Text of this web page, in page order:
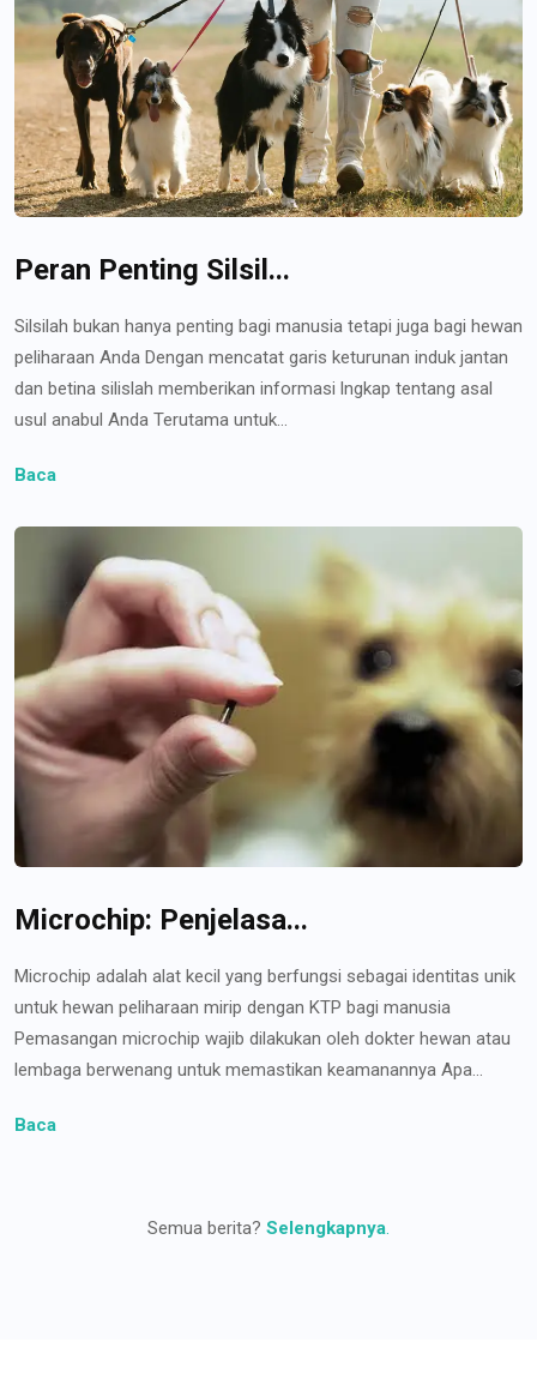
Peran Penting Silsil...
Silsilah bukan hanya penting bagi manusia tetapi juga bagi hewan
peliharaan Anda Dengan mencatat garis keturunan induk jantan
dan betina silislah memberikan informasi lngkap tentang asal
usul anabul Anda Terutama untuk...
Baca
Microchip: Penjelasa...
Microchip adalah alat kecil yang berfungsi sebagai identitas unik
untuk hewan peliharaan mirip dengan KTP bagi manusia
Pemasangan microchip wajib dilakukan oleh dokter hewan atau
lembaga berwenang untuk memastikan keamanannya Apa...
Baca
Semua berita? Selengkapnya